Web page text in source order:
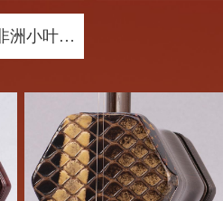
五星非洲小叶紫檀木